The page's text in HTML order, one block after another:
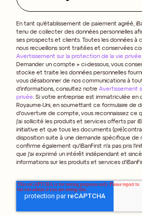
En tant qu’établissement de paiement agréé,
tenu de collecter des données personnelles
ses prospects et clients. Toutes les données à
nous recueillons sont traitées et conservées
Avertissement sur la protection de la vie privée
Demander un compte » ci-dessous, vous
stocke et traite les données personnelles
vous désabonner de nos communications à
d’informations, consultez notre Avertissement
privée Si votre entreprise est immatriculée en
Royaume-Uni, en soumettant ce formulaire de
d'ouverture de compte, vous reconnaissez ce
j'ai sollicité les produits et services offerts par
initiative et que tous les documents
disposition suite à une demande spécifique de
confirme également qu'iBanFirst n'a pas pris
que j'ai exprimé un intérêt indépendant et
informations sur les produits et services